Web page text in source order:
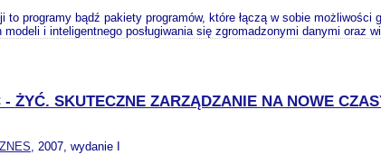
to programy bądź pakiety programów, które łączą w sobie możliwości
i inteligentnego posługiwania się zgromadzonymi danymi oraz
ŻYĆ. SKUTECZNE ZARZĄDZANIE NA NOWE
, 2007, wydanie I